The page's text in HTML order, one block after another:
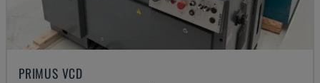
PRIMUS VCD